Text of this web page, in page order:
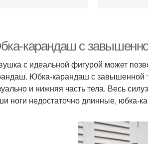
карандаш с
с идеальной фигурой может
Юбка-карандаш с завышенной
и нижняя часть тела. Весь
ноги недостаточно длинные, юбка-